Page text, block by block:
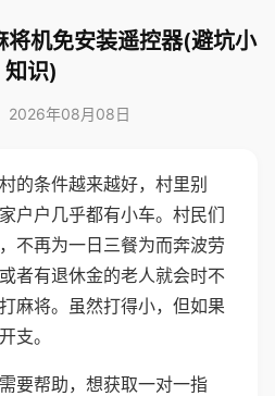
机免安装遥控器(避坑小
知识)
2026年08月08日
的条件越来越好，村里别
户户几乎都有小车。村民们
不再为一日三餐为而奔波劳
者有退休金的老人就会时不
麻将。虽然打得小，但如果
支。
要帮助，想获取一对一指